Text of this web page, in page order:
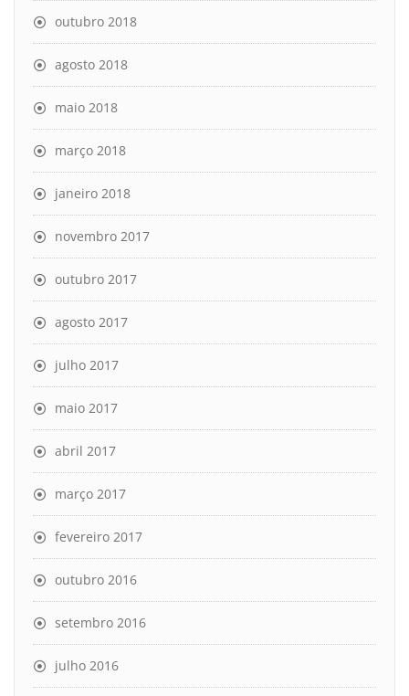
outubro 2018
agosto 2018
maio 2018
março 2018
janeiro 2018
novembro 2017
outubro 2017
agosto 2017
julho 2017
maio 2017
abril 2017
março 2017
fevereiro 2017
outubro 2016
setembro 2016
julho 2016